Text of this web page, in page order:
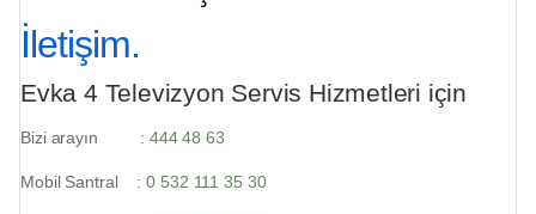
İletişim.
Evka 4 Televizyon Servis Hizmetleri için
Bizi arayın : 444 48 63
Mobil Santral :0 532 111 35 30